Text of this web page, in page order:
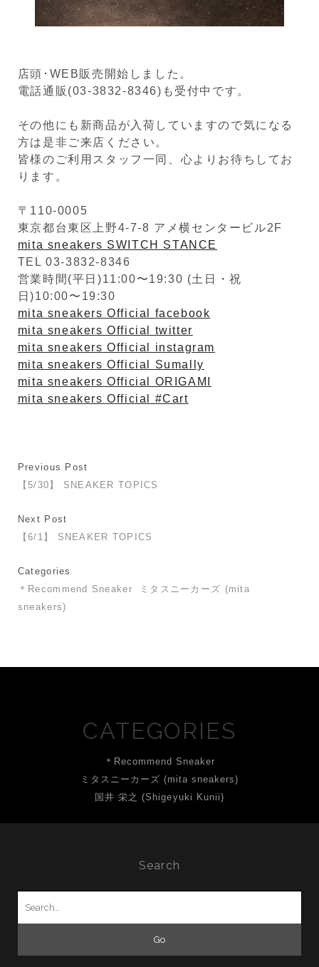
店頭･WEB販売開始しました。
電話通販(03-3832-8346)も受付中です。
その他にも新商品が入荷していますので気になる
方は是非ご来店ください。
皆様のご利用スタッフ一同、心よりお待ちしてお
ります。
〒110-0005
東京都台東区上野4-7-8 アメ横センタービル2F
mita sneakers SWITCH STANCE
TEL 03-3832-8346
営業時間(平日)11:00〜19:30 (土日・祝
日)10:00〜19:30
mita sneakers Official facebook
mita sneakers Official twitter
mita sneakers Official instagram
mita sneakers Official Sumally
mita sneakers Official ORIGAMI
mita sneakers Official #Cart
Previous Post
【5/30】 SNEAKER TOPICS
Next Post
【6/1】 SNEAKER TOPICS
Categories
＊Recommend Sneaker
ミタスニーカーズ (mita
sneakers)
CATEGORIES
＊Recommend Sneaker
ミタスニーカーズ (mita sneakers)
国井 栄之 (Shigeyuki Kunii)
Search